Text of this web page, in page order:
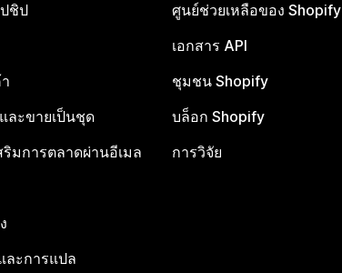
ชิป
ละขายเป็นชุด
ริมการตลาดผ่านอีเมล
ละการแปล
ศูนย์ช่วยเหลือของ Shopify
เอกสาร API
ชุมชน Shopify
บล็อก Shopify
การวิจัย